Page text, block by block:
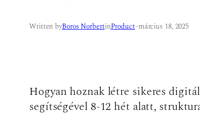
Written byBoros NorbertinProduct–március 18, 2025
Hogyan hoznak létre sikeres
segítségével 8-12 hét alatt,